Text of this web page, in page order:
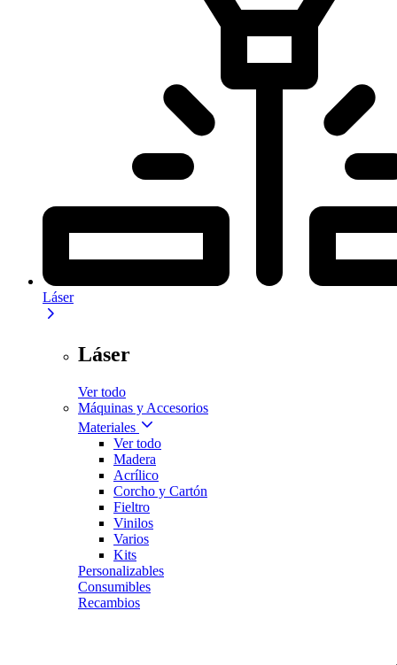
Láser
Láser
Ver todo
Máquinas y Accesorios
Materiales
Ver todo
Madera
Acrílico
Corcho y Cartón
Fieltro
Vinilos
Varios
Kits
Personalizables
Consumibles
Recambios